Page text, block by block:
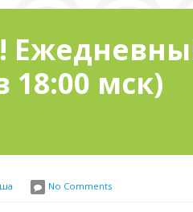
18:00 мск)
No Comments